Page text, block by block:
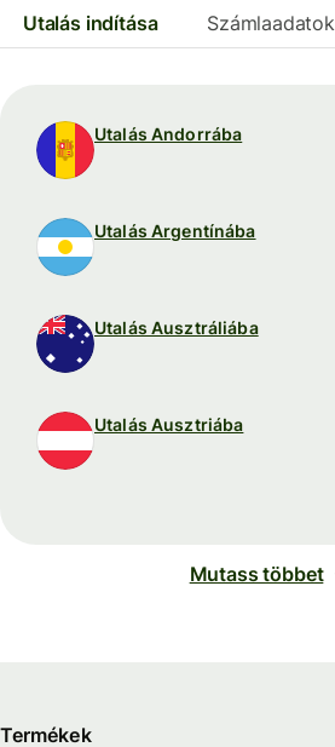
Utalás indítása Számlaadatok
Utalás Andorrába
Utalás Argentínába
Utalás Ausztráliába
Utalás Ausztriába
Mutass többet
Termékek